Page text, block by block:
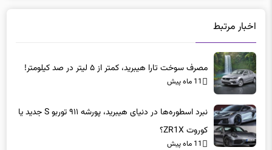
اخبار مرتبط
مصرف سوخت تارا هیبرید، کمتر از ۵ لیتر در صد کیلومتر!
11 ماه پیش
نبرد اسطوره‌ها در دنیای هیبرید، پورشه ۹۱۱ توربو S جدید یا
کوروت ZR1X؟
11 ماه پیش